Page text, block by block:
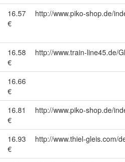
16.57
€
http://www.piko-shop.de/
16.58
€
http://www.train-line45.de/
16.66
€
16.81
€
http://www.piko-shop.de/
16.93
€
http://www.thiel-gleis.com/